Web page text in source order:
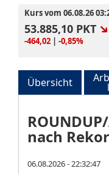
Kurs vom 06.08.26
53.885,10 PKT
-464,02 | -0,85%
Übersicht
nach
06.08.2026 - 22:32:47